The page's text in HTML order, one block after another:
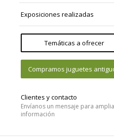
Exposiciones realizadas
Temáticas a ofrecer
Compramos juguetes
Clientes y contacto
Envíanos un mensaje para
información